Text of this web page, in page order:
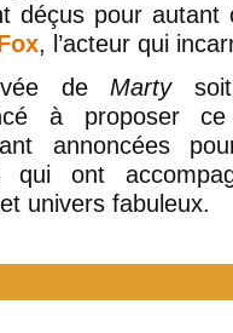
déçus pour
, l’acteur qui
deMartysoit
à proposer
annoncées
qui ont
univers fabuleux.